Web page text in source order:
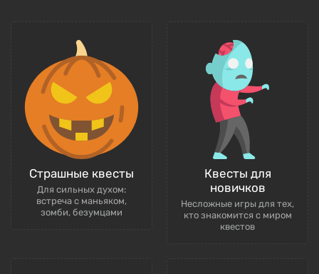
Страшные квесты
Для сильных духом:
встреча с маньяком,
зомби, безумцами
Квесты для
новичков
Несложные игры для тех,
кто знакомится с миром
квестов